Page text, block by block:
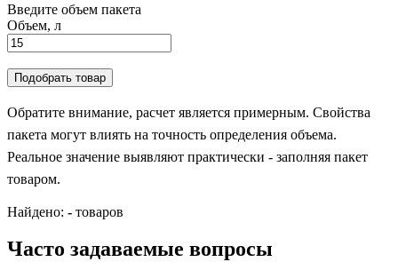
Введите объем пакета
Объем, л
Подобрать товар
Обратите внимание, расчет является примерным. Свойства
пакета могут влиять на точность определения объема.
Реальное значение выявляют практически - заполняя пакет
товаром.
Найдено: - товаров
Часто задаваемые вопросы